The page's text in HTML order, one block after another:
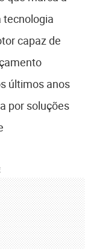
tecnologia
capaz de
últimos anos
por soluções